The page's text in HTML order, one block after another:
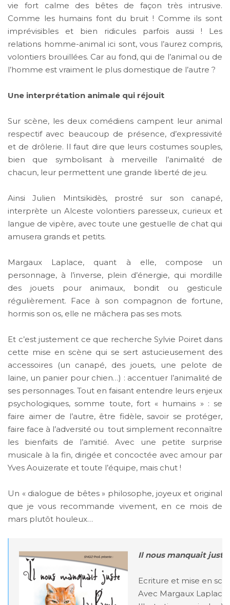
vie fort calme des bêtes de façon très intrusive.
Comme les humains font du bruit ! Comme ils sont
imprévisibles et bien ridicules parfois aussi ! Les
relations homme-animal ici sont, vous l’aurez compris,
volontiers brouillées. Car au fond, qui de l’animal ou de
l’homme est vraiment le plus domestique de l’autre ?
Une interprétation animale qui réjouit
Sur scène, les deux comédiens campent leur animal
respectif avec beaucoup de présence, d’expressivité
et de drôlerie. Il faut dire que leurs costumes souples,
bien que symbolisant à merveille l’animalité de
chacun, leur permettent une grande liberté de jeu.
Ainsi Julien Mintsikidès, prostré sur son canapé,
interprète un Alceste volontiers paresseux, curieux et
langue de vipère, avec toute une gestuelle de chat qui
amusera grands et petits.
Margaux Laplace, quant à elle, compose un
personnage, à l’inverse, plein d’énergie, qui mordille
des jouets pour animaux, bondit ou gesticule
régulièrement. Face à son compagnon de fortune,
hormis son os, elle ne mâchera pas ses mots.
Et c’est justement ce que recherche Sylvie Poiret dans
cette mise en scène qui se sert astucieusement des
accessoires (un canapé, des jouets, une pelote de
laine, un panier pour chien…) : accentuer l’animalité de
ses personnages. Tout en faisant entendre leurs enjeux
psychologiques, somme toute, fort « humains » : se
faire aimer de l’autre, être fidèle, savoir se protéger,
faire face à l’adversité ou tout simplement reconnaître
les bienfaits de l’amitié. Avec une petite surprise
musicale à la fin, dirigée et concoctée avec amour par
Yves Aouizerate et toute l’équipe, mais chut !
Un « dialogue de bêtes » philosophe, joyeux et original
que je vous recommande vivement, en ce mois de
mars plutôt houleux…
Il nous manquait juste
Ecriture et mise en
Avec Margaux